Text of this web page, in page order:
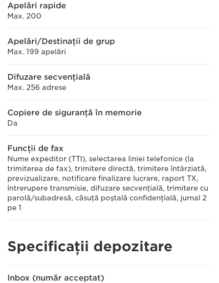
Apelări rapide
Max. 200
Apelări/Destinaţii de grup
Max. 199 apelări
Difuzare secvenţială
Max. 256 adrese
Copiere de siguranţă în memorie
Da
Funcţii de fax
Nume expeditor (TTI), selectarea liniei telefonice (la
trimiterea de fax), trimitere directă, trimitere întârziată,
previzualizare, notificare finalizare lucrare, raport TX,
întrerupere transmisie, difuzare secvenţială, trimitere cu
parolă/subadresă, căsuţă poştală confidenţială, jurnal 2
pe 1
Specificaţii depozitare
Inbox (număr acceptat)